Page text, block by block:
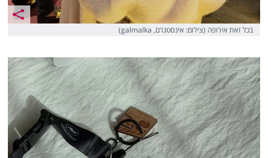
בכל זאת אירופה (צילום: אינסטגרם, galmalka)